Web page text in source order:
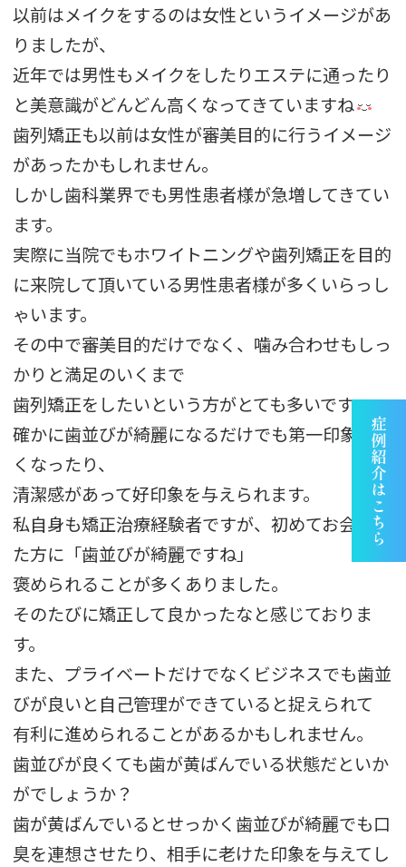
以前はメイクをするのは女性というイメージがあ
りましたが、
近年では男性もメイクをしたりエステに通ったり
と美意識がどんどん高くなってきていますね
歯列矯正も以前は女性が審美目的に行うイメージ
があったかもしれません。
しかし歯科業界でも男性患者様が急増してきてい
ます。
実際に当院でもホワイトニングや歯列矯正を目的
に来院して頂いている男性患者様が多くいらっし
ゃいます。
その中で審美目的だけでなく、噛み合わせもしっ
かりと満足のいくまで
歯列矯正をしたいという方がとても多いです。
確かに歯並びが綺麗になるだけでも第一印象が良
くなったり、
清潔感があって好印象を与えられます。
私自身も矯正治療経験者ですが、初めてお会いし
た方に「歯並びが綺麗ですね」
褒められることが多くありました。
そのたびに矯正して良かったなと感じておりま
す。
また、プライベートだけでなくビジネスでも歯並
びが良いと自己管理ができていると捉えられて
有利に進められることがあるかもしれません。
歯並びが良くても歯が黄ばんでいる状態だといか
がでしょうか？
歯が黄ばんでいるとせっかく歯並びが綺麗でも口
臭を連想させたり、相手に老けた印象を与えてし